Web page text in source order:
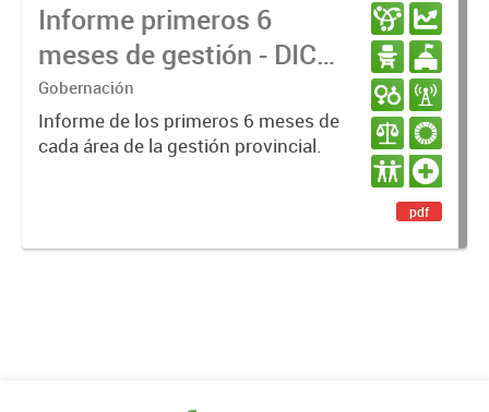
Informe primeros 6
meses de gestión - DIC
23 / JUN 24
Gobernación
Informe de los primeros 6 meses de
cada área de la gestión provincial.
pdf